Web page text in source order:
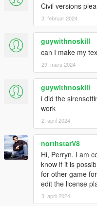
Civil versions
3. februar 2024
guywithnoskill
can I make my
29. mars 2024
guywithnoskill
i did the
work
2. april 2024
northstarV8
Hi, Perryn. I am
know if it is
for other game
edit the license
3. april 2024